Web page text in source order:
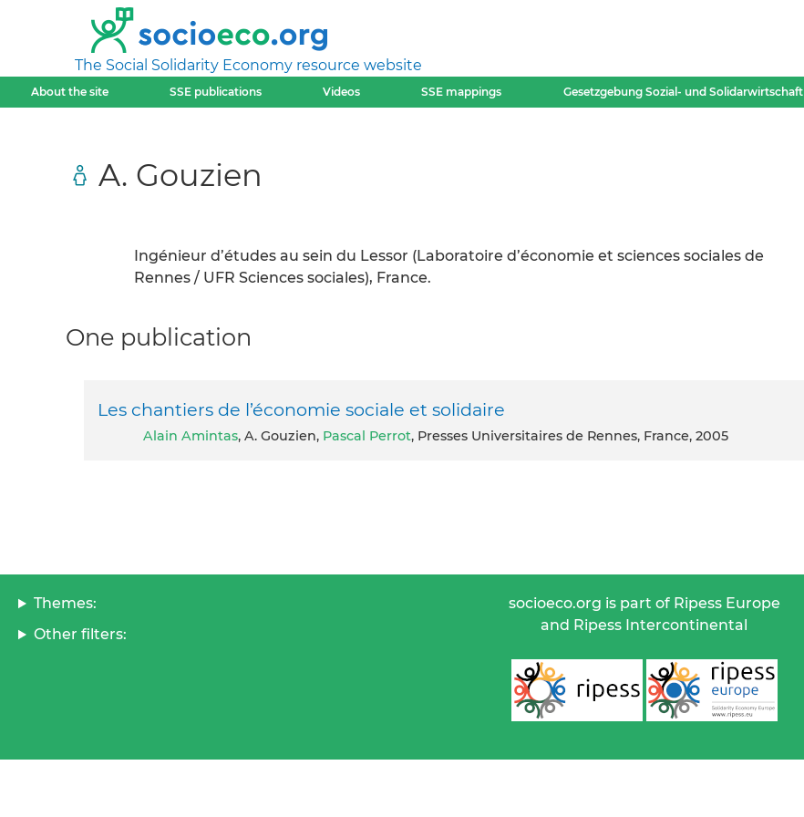
The Social Solidarity Economy resource website
About the site SSE publications Videos SSE mappings Gesetzgebung Sozial- und Solidarwirtschaft
A. Gouzien
Ingénieur d’études au sein du Lessor (Laboratoire d’économie et sciences sociales de
Rennes / UFR Sciences sociales), France.
One publication
Les chantiers de l’économie sociale et solidaire
Alain Amintas, A. Gouzien, Pascal Perrot, Presses Universitaires de Rennes, France, 2005
Themes:
Other filters:
socioeco.org is part of Ripess Europe
and Ripess Intercontinental